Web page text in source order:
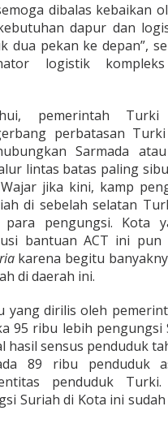
dibalas kebaikan
dapur dan
dua pekan ke depan”,
logistik
pemerintah Turki
perbatasan
Sarmada
lintas batas paling
jika kini, kamp
di sebelah selatan
para pengungsi. Kota
bantuan ACT ini pun
karena begitu
di daerah ini.
yang dirilis oleh
95 ribu lebih pengungsi
hasil sensus penduduk
89 ribu penduduk
penduduk Turki.
Suriah di Kota ini